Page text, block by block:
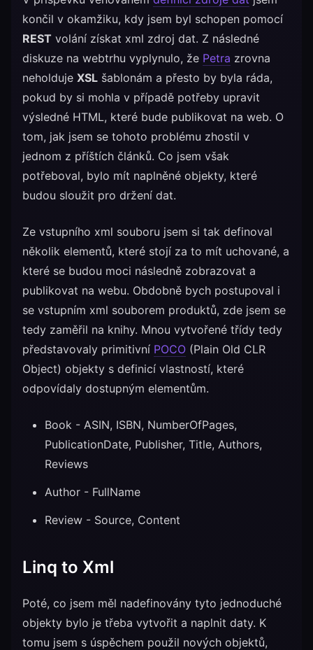
končil v okamžiku, kdy jsem byl schopen pomocí
REST volání získat xml zdroj dat. Z následné
diskuze na webtrhu vyplynulo, že Petra zrovna
neholduje XSL šablonám a přesto by byla ráda,
pokud by si mohla v případě potřeby upravit
výsledné HTML, které bude publikovat na web. O
tom, jak jsem se tohoto problému zhostil v
jednom z příštích článků. Co jsem však
potřeboval, bylo mít naplněné objekty, které
budou sloužit pro držení dat.
Ze vstupního xml souboru jsem si tak definoval
několik elementů, které stojí za to mít uchované, a
které se budou moci následně zobrazovat a
publikovat na webu. Obdobně bych postupoval i
se vstupním xml souborem produktů, zde jsem se
tedy zaměřil na knihy. Mnou vytvořené třídy tedy
představovaly primitivní POCO (Plain Old CLR
Object) objekty s definicí vlastností, které
odpovídaly dostupným elementům.
Book - ASIN, ISBN, NumberOfPages,
PublicationDate, Publisher, Title, Authors,
Reviews
Author - FullName
Review - Source, Content
Linq to Xml
Poté, co jsem měl nadefinovány tyto jednoduché
objekty bylo je třeba vytvořit a naplnit daty. K
tomu jsem s úspěchem použil nových objektů,